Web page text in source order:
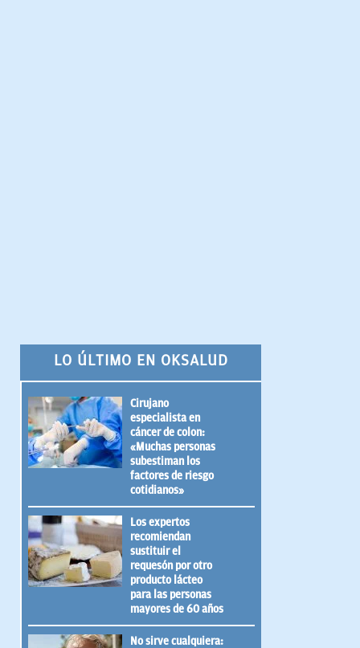
LO ÚLTIMO EN OKSALUD
Cirujano
especialista en
cáncer de colon:
«Muchas personas
subestiman los
factores de riesgo
cotidianos»
Los expertos
recomiendan
sustituir el
requesón por otro
producto lácteo
para las personas
mayores de 60 años
No sirve cualquiera: